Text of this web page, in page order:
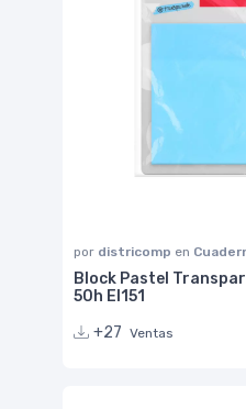
por districomp en
Block Pastel
50h EI151
+27 Ventas